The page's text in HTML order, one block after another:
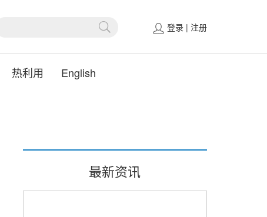
登录 | 注册
热利用 English
最新资讯